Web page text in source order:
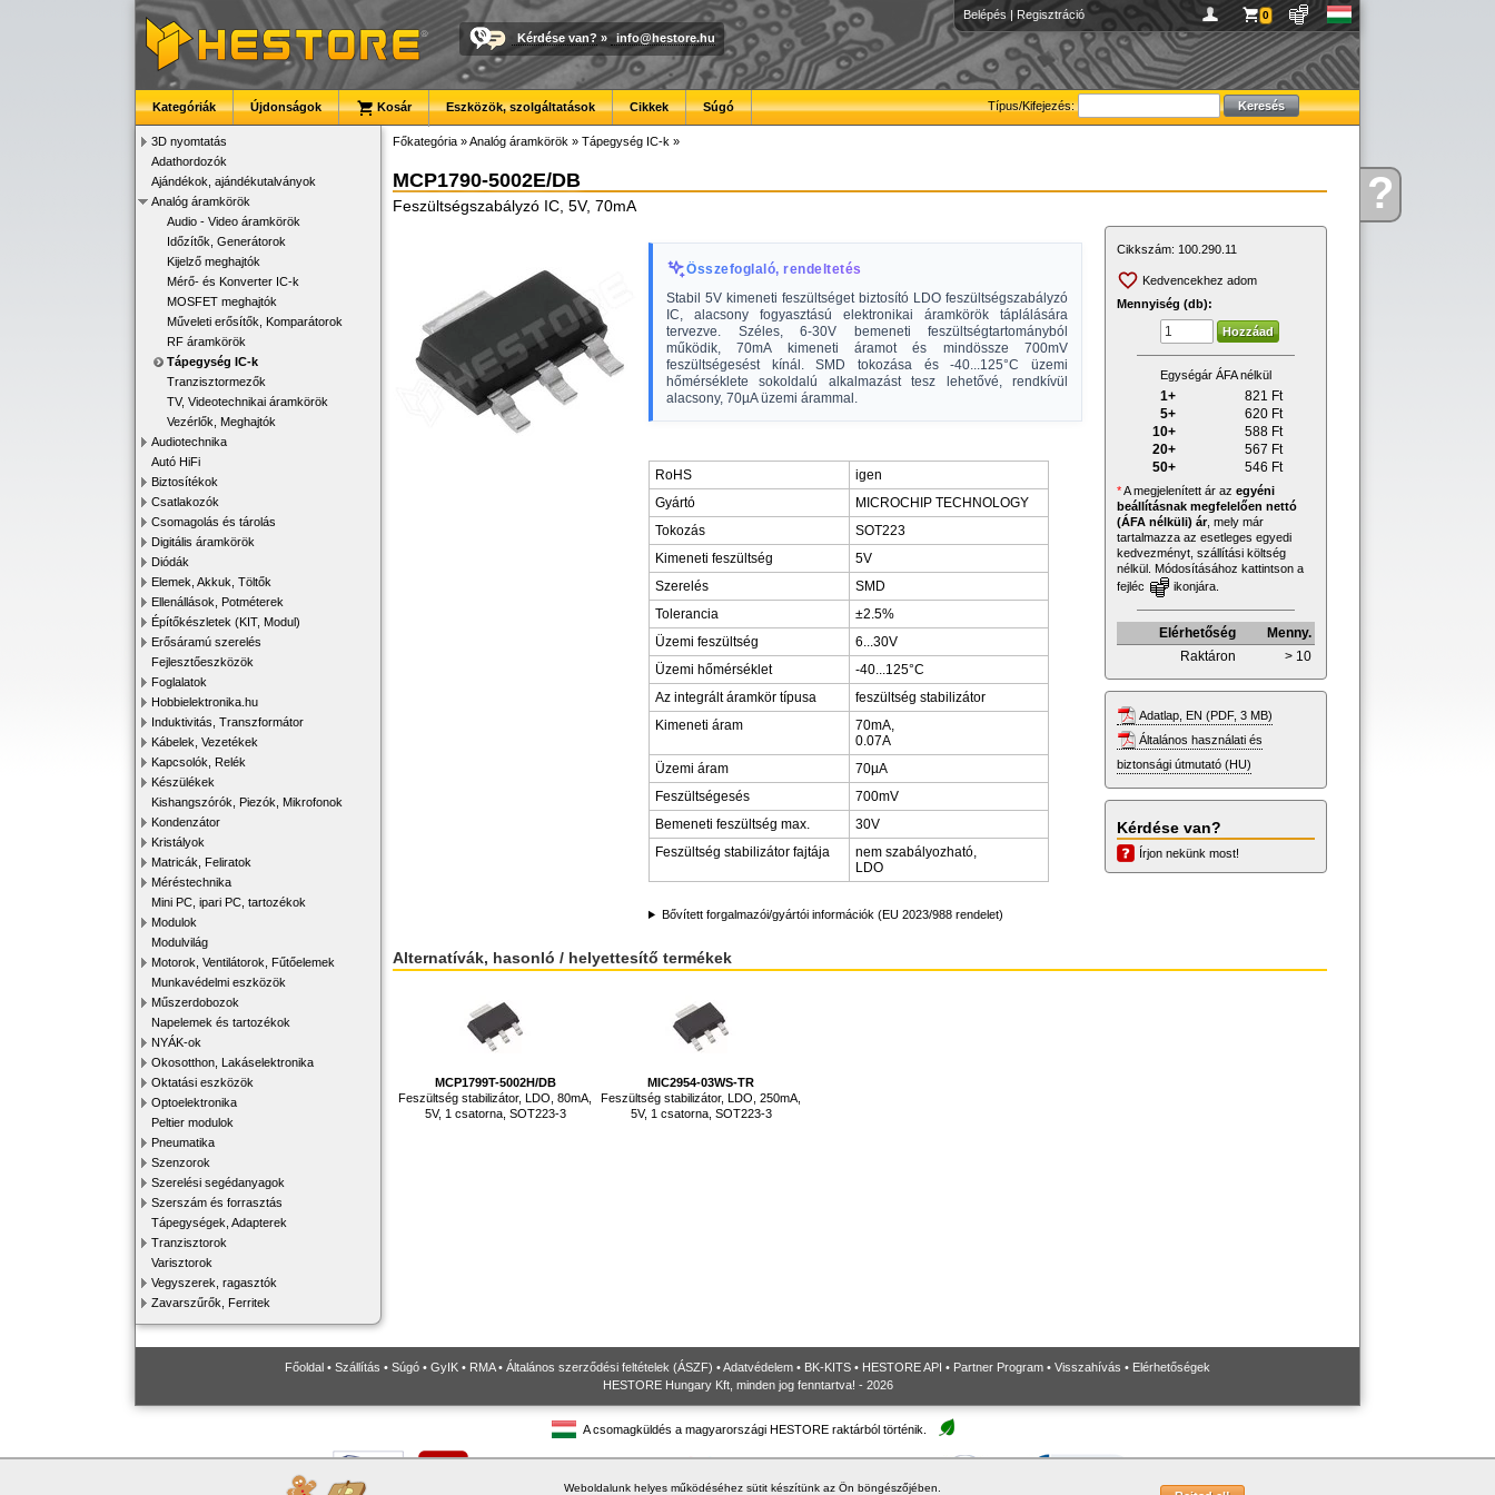
Kérdése?
Belépés | Regisztráció 0
Kérdése van? » info@hestore.hu
Típus/Kifejezés:
Kategóriák Újdonságok Kosár Eszközök, szolgáltatások Cikkek Súgó
3D nyomtatás
Adathordozók
Ajándékok, ajándékutalványok
Analóg áramkörök
Audio - Video áramkörök
Időzítők, Generátorok
Kijelző meghajtók
Mérő- és Konverter IC-k
MOSFET meghajtók
Műveleti erősítők, Komparátorok
RF áramkörök
Tápegység IC-k
Tranzisztormezők
TV, Videotechnikai áramkörök
Vezérlők, Meghajtók
Audiotechnika
Autó HiFi
Biztosítékok
Csatlakozók
Csomagolás és tárolás
Digitális áramkörök
Diódák
Elemek, Akkuk, Töltők
Ellenállások, Potméterek
Építőkészletek (KIT, Modul)
Erősáramú szerelés
Fejlesztőeszközök
Foglalatok
Hobbielektronika.hu
Induktivitás, Transzformátor
Kábelek, Vezetékek
Kapcsolók, Relék
Készülékek
Kishangszórók, Piezók, Mikrofonok
Kondenzátor
Kristályok
Matricák, Feliratok
Méréstechnika
Mini PC, ipari PC, tartozékok
Modulok
Modulvilág
Motorok, Ventilátorok, Fűtőelemek
Munkavédelmi eszközök
Műszerdobozok
Napelemek és tartozékok
NYÁK-ok
Okosotthon, Lakáselektronika
Oktatási eszközök
Optoelektronika
Peltier modulok
Pneumatika
Szenzorok
Szerelési segédanyagok
Szerszám és forrasztás
Tápegységek, Adapterek
Tranzisztorok
Varisztorok
Vegyszerek, ragasztók
Zavarszűrők, Ferritek
Főkategória »Analóg áramkörök » Tápegység IC-k »
MCP1790-5002E/DB
Feszültségszabályzó IC, 5V, 70mA
Összefoglaló, rendeltetés
Stabil 5V kimeneti feszültséget biztosító LDO feszültségszabályzó
IC, alacsony fogyasztású elektronikai áramkörök táplálására
tervezve. Széles, 6-30V bemeneti feszültségtartományból
működik, 70mA kimeneti áramot és mindössze 700mV
feszültségesést kínál. SMD tokozása és -40...125°C üzemi
hőmérséklete sokoldalú alkalmazást tesz lehetővé, rendkívül
alacsony, 70µA üzemi árammal.
RoHS
igen
Gyártó
MICROCHIP TECHNOLOGY
Tokozás
SOT223
Kimeneti feszültség
5V
Szerelés
SMD
Tolerancia
±2.5%
Üzemi feszültség
6...30V
Üzemi hőmérséklet
-40...125°C
Az integrált áramkör típusa
feszültség stabilizátor
Kimeneti áram
70mA,
0.07A
Üzemi áram
70µA
Feszültségesés
700mV
Bemeneti feszültség max.
30V
Feszültség stabilizátor fajtája
nem szabályozható,
LDO
Bővített forgalmazói/gyártói információk (EU 2023/988 rendelet)
Cikkszám: 100.290.11
Kedvencekhez adom
Mennyiség (db):
Egységár ÁFA nélkül
1+ 821 Ft
5+
620 Ft
10+
588 Ft
20+
567 Ft
50+
546 Ft
*A megjelenített ár az egyéni
beállításnak megfelelően nettó
(ÁFA nélküli) ár, mely már
tartalmazza az esetleges egyedi
kedvezményt, szállítási költség
nélkül. Módosításához kattintson a
fejléc
ikonjára.
Elérhetőség
Menny.
Raktáron
> 10
Adatlap, EN (PDF, 3 MB)
Általános használati és
biztonsági útmutató (HU)
Kérdése van?
Írjon nekünk most!
Alternatívák, hasonló / helyettesítő termékek
MCP1799T-5002H/DB
Feszültség stabilizátor, LDO, 80mA,
5V, 1 csatorna, SOT223-3
MIC2954-03WS-TR
Feszültség stabilizátor, LDO, 250mA,
5V, 1 csatorna, SOT223-3
Főoldal • Szállítás • Súgó • GyIK • RMA• Általános szerződési feltételek (ÁSZF) •Adatvédelem • BK-KITS • HESTORE API • Partner Program • Visszahívás • Elérhetőségek
HESTORE Hungary Kft, minden jog fenntartva! - 2026
Weboldalunk helyes működéséhez sütit készítünk az Ön böngészőjében.
A csomagküldés a magyarországi HESTORE raktárból történik.